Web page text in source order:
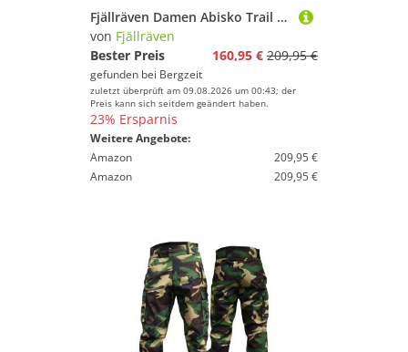
Fjällräven Damen Abisko Trail Stretch Hose
von Fjällräven
Bester Preis
160,95 € 209,95 €
gefunden bei Bergzeit
zuletzt überprüft am 09.08.2026 um 00:43; der
Preis kann sich seitdem geändert haben.
23% Ersparnis
Weitere Angebote:
Amazon
209,95 €
Amazon
209,95 €